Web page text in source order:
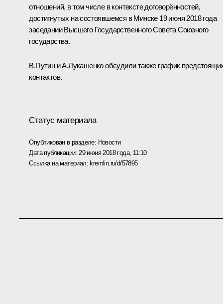
отношений, в том числе в контексте договорённостей,
достигнутых на состоявшемся в Минске 19 июня 2018 года
заседании Высшего Государственного Совета Союзного
государства.
В.Путин иА.Лукашенкообсудили также график
контактов.
Статус материала
Опубликован в разделе: Новости
Дата публикации: 29 июня 2018 года, 11:10
Ссылка на материал: kremlin.ru/d/57895